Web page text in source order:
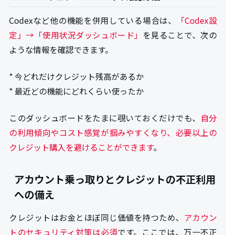
Codexなど他の機能を併用している場合は、
「Codex設
定」→「使用状況ダッシュボード」 を見ることで、次の
ような情報を確認できます。
* 今どれだけクレジット残高があるか
* 最近どの機能にどれくらい使ったか
このダッシュボードをたまに覗いておくだけでも、 自分
の利用傾向やコスト感覚が掴みやすくなり、必要以上の
クレジット購入を避けることができます。
アカウント乗っ取りとクレジットの不正利用
への備え
クレジットはお金とほぼ同じ価値を持つため、 アカウン
トのセキュリティ対策は必須です。ここでは、万一不正